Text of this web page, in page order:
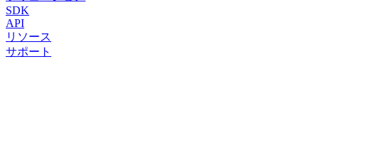
SDK
API
リソース
サポート